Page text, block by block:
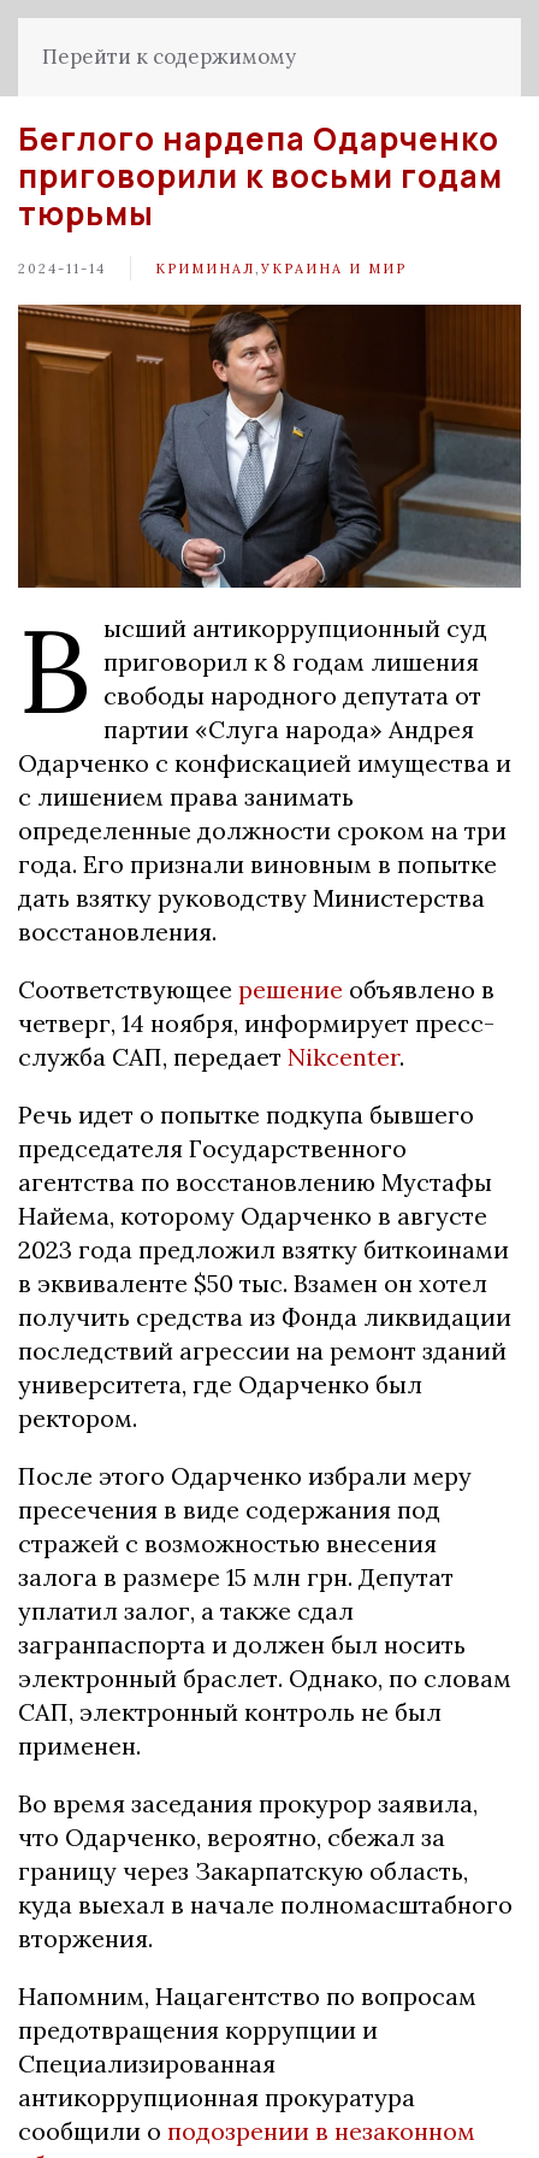
Перейти к содержимому
Беглого нардепа Одарченко
приговорили к восьми годам
тюрьмы
2024-11-14 КРИМИНАЛ УКРАИНА И МИР
В ысший антикоррупционный суд
приговорил к 8 годам лишения
свободы народного депутата от
партии «Слуга народа» Андрея
Одарченко с конфискацией имущества и
с лишением права занимать
определенные должности сроком на три
года. Его признали виновным в попытке
дать взятку руководству Министерства
восстановления.
Соответствующее решение объявлено в
четверг, 14 ноября, информирует пресс-
служба САП, передает Nikcenter.
Речь идет о попытке подкупа бывшего
председателя Государственного
агентства по восстановлению Мустафы
Найема, которому Одарченко в августе
2023 года предложил взятку биткоинами
в эквиваленте $50 тыс. Взамен он хотел
получить средства из Фонда ликвидации
последствий агрессии на ремонт зданий
университета, где Одарченко был
ректором.
После этого Одарченко избрали меру
пресечения в виде содержания под
стражей с возможностью внесения
залога в размере 15 млн грн. Депутат
уплатил залог, а также сдал
загранпаспорта и должен был носить
электронный браслет. Однако, по словам
САП, электронный контроль не был
применен.
Во время заседания прокурор заявила,
что Одарченко, вероятно, сбежал за
границу через Закарпатскую область,
куда выехал в начале полномасштабного
вторжения.
Напомним, Нацагентство по вопросам
предотвращения коррупции и
Специализированная
антикоррупционная прокуратура
сообщили о подозрении в незаконном